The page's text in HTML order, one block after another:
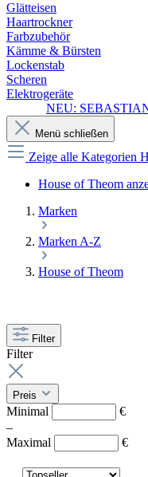
Glätteisen
Haartrockner
Farbzubehör
Kämme & Bürsten
Lockenstab
Scheren
Elektrogeräte
NEU:
Menü schließen
Zeige alle Kategorien
House of Theom
Marken
Marken A-Z
House of Theom
Filter
Filter
Preis
Minimal
€
–
Maximal
€